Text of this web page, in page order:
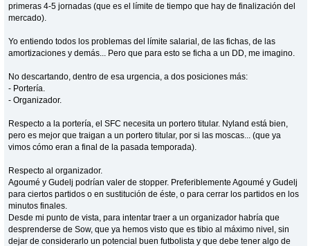
primeras 4-5 jornadas (que es el límite de tiempo que hay de finalización del
mercado).
Yo entiendo todos los problemas del límite salarial, de las fichas, de las
amortizaciones y demás... Pero que para esto se ficha a un DD, me imagino.
No descartando, dentro de esa urgencia, a dos posiciones más:
- Portería.
- Organizador.
Respecto a la portería, el SFC necesita un portero titular. Nyland está bien,
pero es mejor que traigan a un portero titular, por si las moscas... (que ya
vimos cómo eran a final de la pasada temporada).
Respecto al organizador.
Agoumé y Gudelj podrían valer de stopper. Preferiblemente Agoumé y Gudelj
para ciertos partidos o en sustitución de éste, o para cerrar los partidos en los
minutos finales.
Desde mi punto de vista, para intentar traer a un organizador habría que
desprenderse de Sow, que ya hemos visto que es tibio al máximo nivel, sin
dejar de considerarlo un potencial buen futbolista y que debe tener algo de